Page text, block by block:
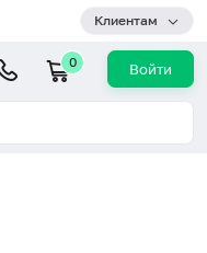
Клиентам
0 Войти